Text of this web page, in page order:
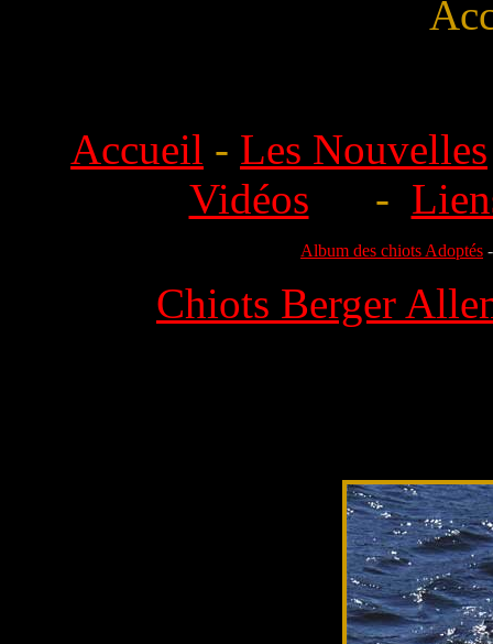
Accueil - Les Nouvelles
Vidéos
-
Album des chiots Adoptés
Chiots Berger